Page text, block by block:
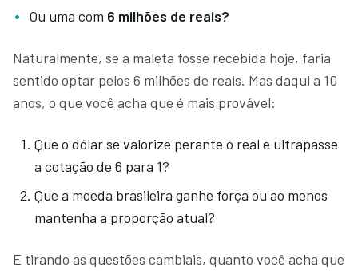
Ou uma com 6 milhões de reais?
Naturalmente, se a maleta fosse recebida hoje, faria
sentido optar pelos 6 milhões de reais. Mas daqui a 10
anos, o que você acha que é mais provável:
Que o dólar se valorize perante o real e ultrapasse
a cotação de 6 para 1?
Que a moeda brasileira ganhe força ou ao menos
mantenha a proporção atual?
E tirando as questões cambiais, quanto você acha que